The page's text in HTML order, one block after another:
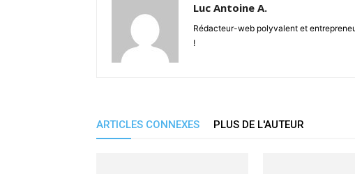
Luc Antoine A.
Rédacteur-web polyvalent et
!
ARTICLES CONNEXES PLUS DE L'AUTEUR